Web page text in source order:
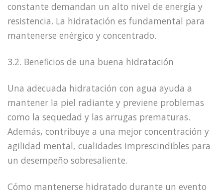
constante demandan un alto nivel de energía y
resistencia. La hidratación es fundamental para
mantenerse enérgico y concentrado.
3.2. Beneficios de una buena hidratación
Una adecuada hidratación con agua ayuda a
mantener la piel radiante y previene problemas
como la sequedad y las arrugas prematuras.
Además, contribuye a una mejor concentración y
agilidad mental, cualidades imprescindibles para
un desempeño sobresaliente.
Cómo mantenerse hidratado durante un evento